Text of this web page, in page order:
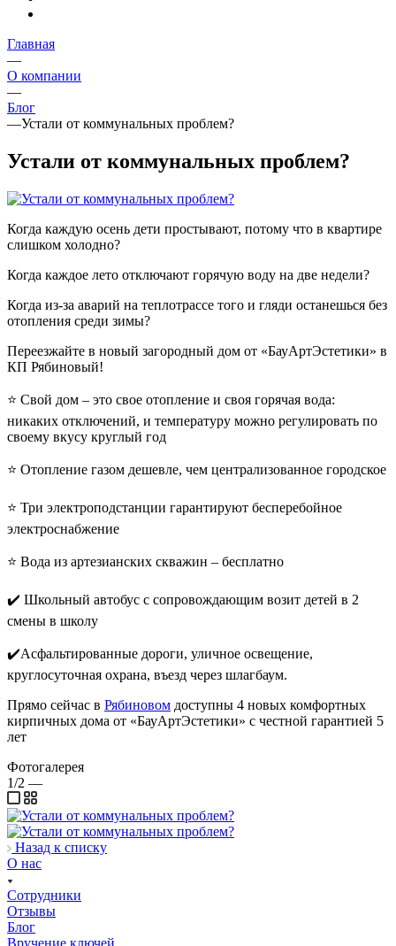
Главная
—
О компании
—
Блог
—Устали от коммунальных проблем?
Устали от коммунальных проблем?
Когда каждую осень дети простывают, потому что в квартире
слишком холодно?
Когда каждое лето отключают горячую воду на две недели?
Когда из-за аварий на теплотрассе того и гляди останешься без
отопления среди зимы?
Переезжайте в новый загородный дом от «БауАртЭстетики» в
КП Рябиновый!
⭐️ Свой дом – это свое отопление и своя горячая вода:
никаких отключений, и температуру можно регулировать по
своему вкусу круглый год
⭐️ Отопление газом дешевле, чем централизованное городское
⭐️ Три электроподстанции гарантируют бесперебойное
электроснабжение
⭐️ Вода из артезианских скважин – бесплатно
✔️ Школьный автобус с сопровождающим возит детей в 2
смены в школу
✔️Асфальтированные дороги, уличное освещение,
круглосуточная охрана, въезд через шлагбаум.
Прямо сейчас в Рябиновом доступны 4 новых комфортных
кирпичных дома от «БауАртЭстетики» с честной гарантией 5
лет
Фотогалерея
1/2 —
Назад к списку
О нас
Сотрудники
Отзывы
Блог
Вручение ключей